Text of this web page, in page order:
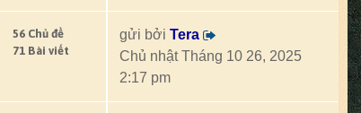
56 Chủ đề
71 Bài viết
gửi bởi Tera
Chủ nhật Tháng 10 26, 2025
2:17 pm